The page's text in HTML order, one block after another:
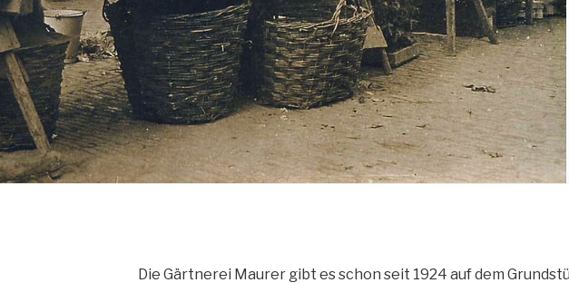
Die Gärtnerei Maurer gibt es schon seit 1924 auf dem